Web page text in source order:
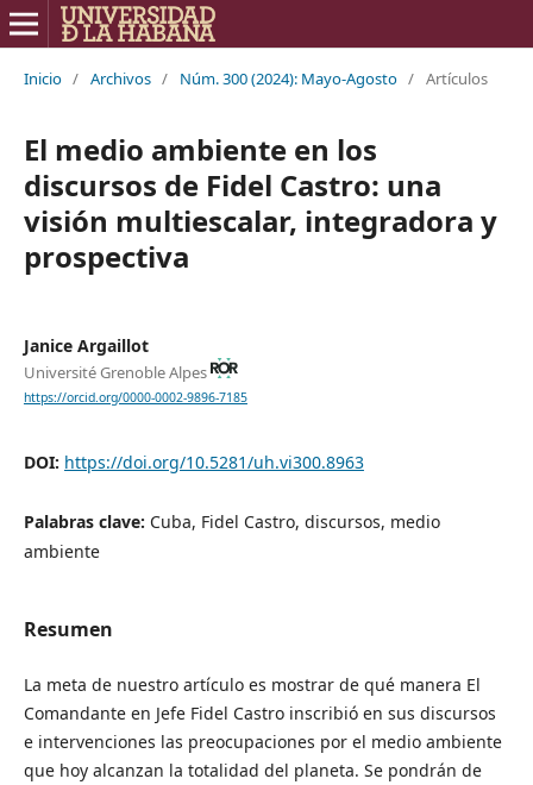
Inicio / Archivos / Núm. 300 (2024): Mayo-Agosto / Artículos
El medio ambiente en los
discursos de Fidel Castro: una
visión multiescalar, integradora y
prospectiva
Janice Argaillot
Université Grenoble Alpes
https://orcid.org/0000-0002-9896-7185
DOI: https://doi.org/10.5281/uh.vi300.8963
Palabras clave: Cuba, Fidel Castro, discursos, medio
ambiente
Resumen
La meta de nuestro artículo es mostrar de qué manera El
Comandante en Jefe Fidel Castro inscribió en sus discursos
e intervenciones las preocupaciones por el medio ambiente
que hoy alcanzan la totalidad del planeta. Se pondrán de